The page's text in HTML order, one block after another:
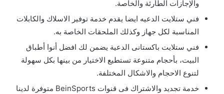
والإجازات الطارئة والخاصة.
فني ستلايت الدعيه ايضا يقدم خدمة توفير الاسلاك والكابلات
المناسبة لكل جهاز وكذلك الملحقات الخاصة به.
فني ستلايت باكستانى الدعية يضمن لك افضل أنوا أطباق
البيت، بأحجام متنوعة تستطيع الاختيار من بينها بكل سهولة
لتنوع الاحجام والاشكال المختلفة.
خدمة تجديد والاشتراك فى قنوات BeinSports متوفرة لدينا